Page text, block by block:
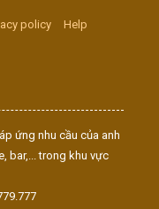
policy
Help
ứng nhu cầu của anh
bar,... trong khu vực